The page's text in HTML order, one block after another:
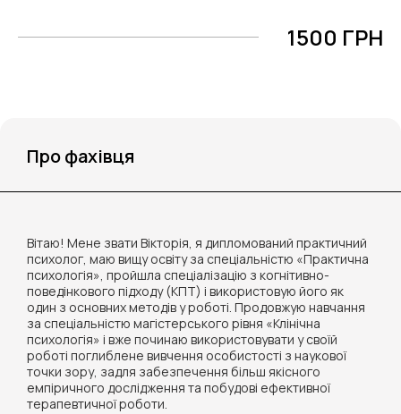
1500 ГРН
Про фахівця
Вітаю! Мене звати Вікторія, я дипломований практичний
психолог, маю вищу освіту за спеціальністю «Практична
психологія», пройшла спеціалізацію з когнітивно-
поведінкового підходу (КПТ) і використовую його як
один з основних методів у роботі. Продовжую навчання
за спеціальністю магістерського рівня «Клінічна
психологія» і вже починаю використовувати у своїй
роботі поглиблене вивчення особистості з наукової
точки зору, задля забезпечення більш якісного
емпіричного дослідження та побудові ефективної
терапевтичної роботи.